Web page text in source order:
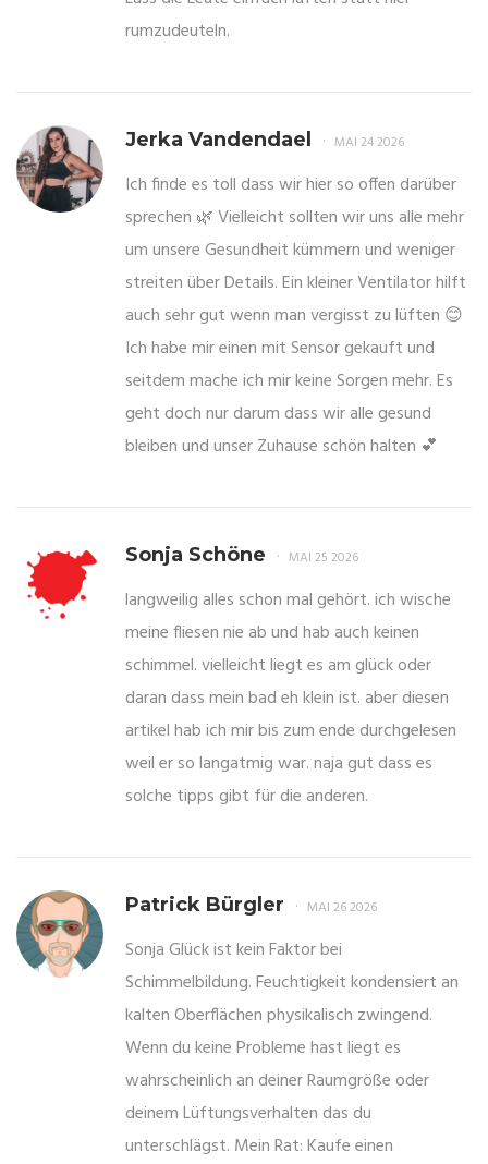
rumzudeuteln.
Jerka Vandendael MAI 24 2026
Ich finde es toll dass wir hier so offen darüber
sprechen 🌿 Vielleicht sollten wir uns alle mehr
um unsere Gesundheit kümmern und weniger
streiten über Details. Ein kleiner Ventilator hilft
auch sehr gut wenn man vergisst zu lüften 😊
Ich habe mir einen mit Sensor gekauft und
seitdem mache ich mir keine Sorgen mehr. Es
geht doch nur darum dass wir alle gesund
bleiben und unser Zuhause schön halten 💕
Sonja Schöne MAI 25 2026
langweilig alles schon mal gehört. ich wische
meine fliesen nie ab und hab auch keinen
schimmel. vielleicht liegt es am glück oder
daran dass mein bad eh klein ist. aber diesen
artikel hab ich mir bis zum ende durchgelesen
weil er so langatmig war. naja gut dass es
solche tipps gibt für die anderen.
Patrick Bürgler MAI 26 2026
Sonja Glück ist kein Faktor bei
Schimmelbildung. Feuchtigkeit kondensiert an
kalten Oberflächen physikalisch zwingend.
Wenn du keine Probleme hast liegt es
wahrscheinlich an deiner Raumgröße oder
deinem Lüftungsverhalten das du
unterschlägst. Mein Rat: Kaufe einen